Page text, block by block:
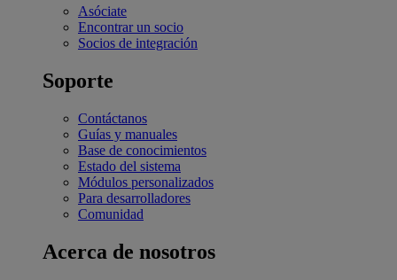
Asóciate
Encontrar un socio
Socios de integración
Soporte
Contáctanos
Guías y manuales
Base de conocimientos
Estado del sistema
Módulos personalizados
Para desarrolladores
Comunidad
Acerca de nosotros